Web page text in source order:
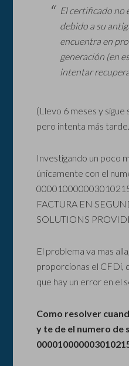
El certificado no
debido a su
encuentra en
generación (en
intentar
(Llevo 6 meses y
pero intenta más
Investigando un poco
únicamente con el
FACTURA EN
SOLUTIONS
El problema va mas
proporcionas el CFDi,
que hay un error en el
Como resolver
y te de el numero de